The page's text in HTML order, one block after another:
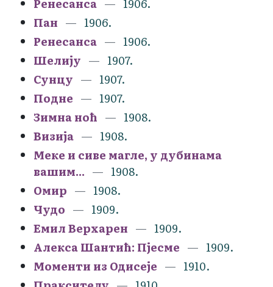
Пан
1906.
Ренесанса
1906.
Шелију
1907.
Сунцу
1907.
Подне
1907.
Зимна ноћ
1908.
Визија
1908.
Меке и сиве магле, у дубинама
вашим...
1908.
Омир
1908.
Чудо
1909.
Емил Верхарен
1909.
Алекса Шантић: Пјесме
1909.
Моменти из Одисеје
1910.